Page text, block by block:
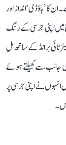
کا ’ہاؤڈی‘ انداز اور
میں اپنی جرسی کے رنگ
ٹائی برانڈ کے ساتھ مل
کی جانب سے کھیلتے ہوئے
انہوں نے اپنی جرسی پر